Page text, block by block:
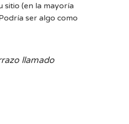
sitio (en la mayoría
ser algo como
llamado